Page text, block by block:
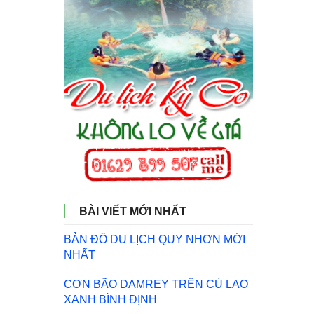
BÀI VIẾT MỚI NHẤT
BẢN ĐỒ DU LỊCH QUY NHƠN MỚI
NHẤT
CƠN BÃO DAMREY TRÊN CÙ LAO
XANH BÌNH ĐỊNH